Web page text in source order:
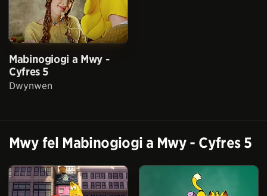
Mabinogiogi a Mwy -
Cyfres 5
Dwynwen
Mwy fel Mabinogiogi a Mwy - Cyfres 5